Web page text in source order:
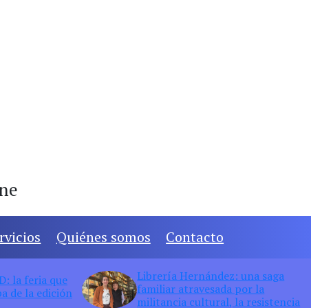
Quiénes somos Contacto
la feria que
de la edición
Librería Hernández: una saga
familiar atravesada por la
militancia cultural, la resistencia